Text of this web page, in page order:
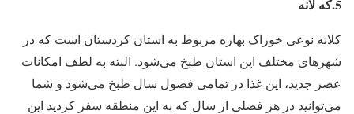
5.که لانه
کلانه نوعی خوراک بهاره مربوط به استان کردستان است که در
شهرهای مختلف این استان طبخ می‌شود. البته به لطف امکانات
عصر جدید، این غذا در تمامی فصول سال طبخ می‌شود و شما
می‌توانید در هر فصلی از سال که به این منطقه سفر کردید این